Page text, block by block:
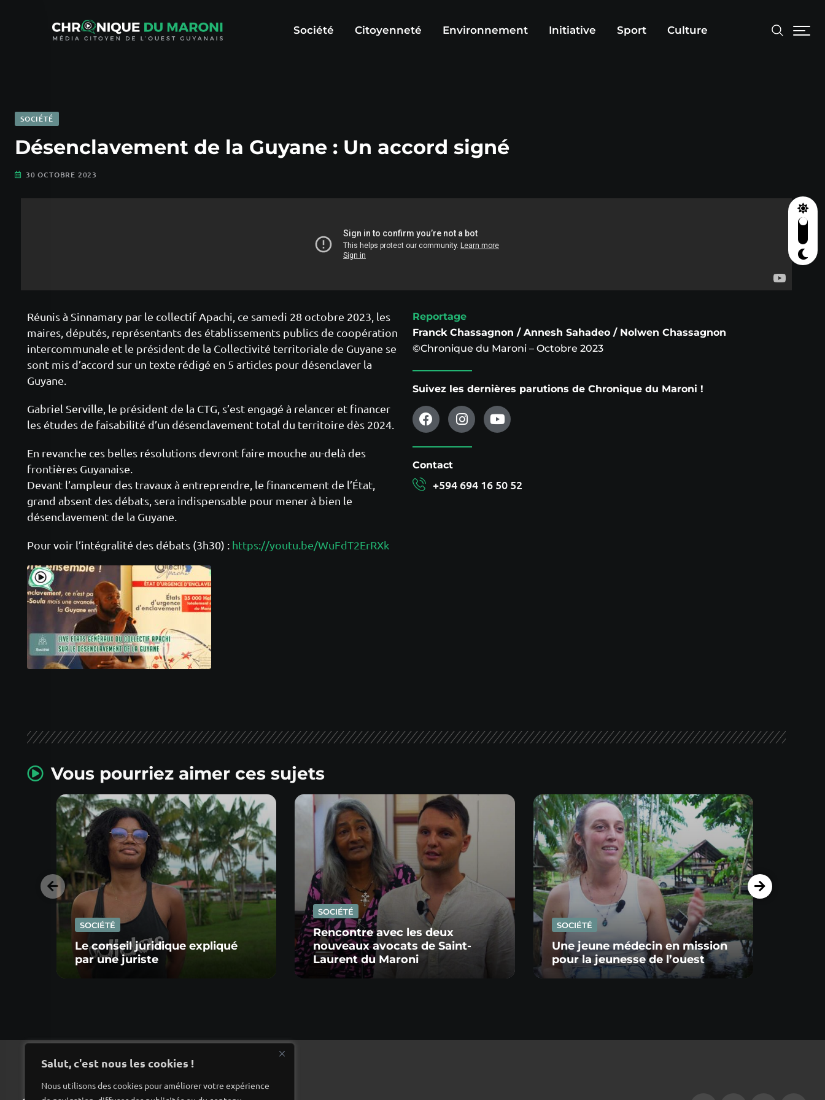
Salut, c'est nous les cookies !
Nous utilisons des cookies pour améliorer votre expérience
Société Citoyenneté Environnement Initiative Sport Culture
SOCIÉTÉ
Désenclavement de la Guyane : Un accord signé
30 OCTOBRE 2023
Réunis à Sinnamary par le collectif Apachi, ce samedi 28 octobre 2023, les
maires, députés, représentants des établissements publics de coopération
intercommunale et le président de la Collectivité territoriale de Guyane se
sont mis d’accord sur un texte rédigé en 5 articles pour désenclaver la
Guyane.
Gabriel Serville, le président de la CTG, s’est engagé à relancer et financer
les études de faisabilité d’un désenclavement total du territoire dès 2024.
En revanche ces belles résolutions devront faire mouche au-delà des
frontières Guyanaise.
Devant l’ampleur des travaux à entreprendre, le financement de l’État,
grand absent des débats, sera indispensable pour mener à bien le
désenclavement de la Guyane.
Pour voir l’intégralité des débats (3h30) : https://youtu.be/WuFdT2ErRXk
Reportage
Franck Chassagnon / Annesh Sahadeo / Nolwen Chassagnon
©Chronique du Maroni – Octobre 2023
Suivez les dernières parutions de Chronique du Maroni !
Contact
+594 694 16 50 52
Vous pourriez aimer ces sujets
SOCIÉTÉ
Le conseil juridique expliqué
par une juriste
SOCIÉTÉ
Rencontre avec les deux
nouveaux avocats de Saint-
Laurent du Maroni
SOCIÉTÉ
Une jeune médecin en mission
pour la jeunesse de l’ouest